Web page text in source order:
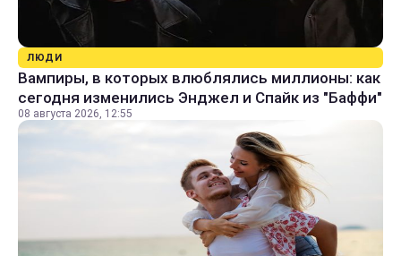
ЛЮДИ
Вампиры, в которых влюблялись миллионы: как
сегодня изменились Энджел и Спайк из "Баффи"
08 августа 2026, 12:55